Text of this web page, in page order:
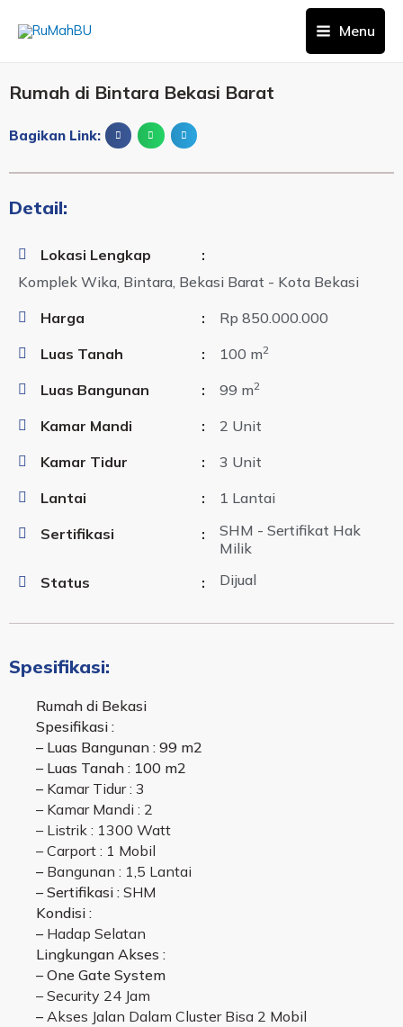
Menu
Rumah di Bintara Bekasi Barat
Bagikan Link:
Detail:
Lokasi Lengkap
:
Komplek Wika, Bintara, Bekasi Barat - Kota Bekasi
Harga
:
Rp 850.000.000
Luas Tanah
: 100 m2
Luas Bangunan : 99 m2
Kamar Mandi :
2 Unit
Kamar Tidur
:
3 Unit
Lantai
:
1 Lantai
Sertifikasi
:
SHM - Sertifikat Hak
Milik
Status
: Dijual
Spesifikasi:
Rumah di Bekasi
Spesifikasi :
– Luas Bangunan : 99 m2
– Luas Tanah : 100 m2
– Kamar Tidur : 3
– Kamar Mandi : 2
– Listrik : 1300 Watt
– Carport : 1 Mobil
– Bangunan : 1,5 Lantai
– Sertifikasi : SHM
Kondisi :
– Hadap Selatan
Lingkungan Akses :
– One Gate System
– Security 24 Jam
– Akses Jalan Dalam Cluster Bisa 2 Mobil